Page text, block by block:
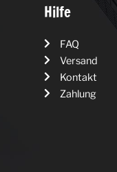
Hilfe
FAQ
Versand
Kontakt
Zahlung